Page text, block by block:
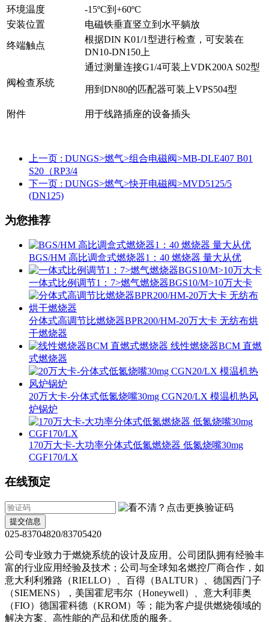
环境温度
-15ºC到+60ºC
安装位置
电磁铁垂直竖立到水平躺放
终端触点
根据DIN K01/1型进行检查，可安装在
DN10-DN150上
阀检查系统
通过测量连接G1/4可装上VDK200A S02型
用到DN80的匹配器可装上VPS504型
附件 用于线路插座的设备插头
上一页 : DUNGS>燃气>组合电磁阀>MB-DLE407 B01
S20（RP3/4
下一页 : DUNGS>燃气>快开电磁阀>MVD5125/5
(DN125)
为您推荐
BGS/HM 高比调盒式燃烧器1：40 燃烧器 量大从优
一体式比例调节1：7>燃气燃烧器BGS10/M>10万大卡
分体式高调节比燃烧器BPR200/HM-20万大卡 无纺布烘
干燃烧器
线性燃烧器BCM 直燃
式燃烧器
20万大卡-分体式低氮烧嘴30mg CGN20/LX 模温机热风
炉锅炉
170万大卡-大功率分体式低氮燃烧器 低氮烧嘴30mg
CGF170/LX
在线预定
提交信息
025-83704820/83705420
公司专业致力于燃烧系统的设计及应用。公司团队拥有经验丰
富的行业应用经验及技术；公司与全球知名燃控厂商合作，如
意大利利雅路（RIELLO）、百得（BALTUR）、德国西门子
（SIEMENS），美国霍尼韦尔（Honeywell）、意大利菲奥
（FIO）德国霍科德（KROM）等；能为客户提供燃烧领域的
解决方案、高性能的产品和优质的服务。